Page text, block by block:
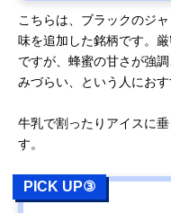
こちらは、ブラックのジ
味を追加した銘柄です。
ですが、蜂蜜の甘さが強
みづらい、という人におす
牛乳で割ったりアイスに
す。
PICK UP③